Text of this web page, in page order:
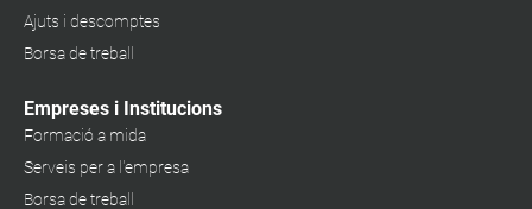
Ajuts i descomptes
Borsa de treball
Empreses i Institucions
Formació a mida
Serveis per a l'empresa
Borsa de treball